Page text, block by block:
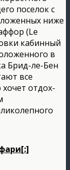
поселок с
ниже
(Le
кабинный
в
Брид-ле-Бен
все
отдох-